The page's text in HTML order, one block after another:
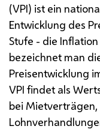
(VPI) ist ein
Entwicklung des
Stufe - die
bezeichnet man
Preisentwicklung
VPI findet als
bei